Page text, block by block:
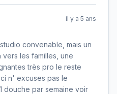
il y a 5 ans
convenable, mais un
les familles, une
très pro le reste
n' excuses pas le
douche par semaine voir